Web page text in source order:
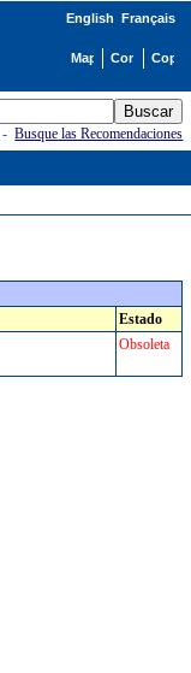
English Français
-Busque las Recomendaciones
Estado
Obsoleta